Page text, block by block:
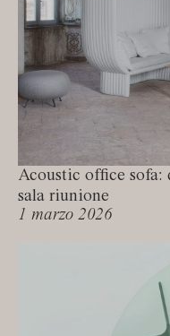
Acoustic office sofa:
sala riunione
1 marzo 2026